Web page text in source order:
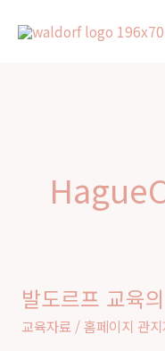
발도르프 교육
교육자료/홈페이지 관
발
도